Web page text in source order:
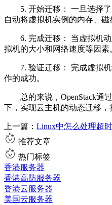
5. 开始迁移： 一旦选择了
自动将虚拟机实例的内存、磁
6. 完成迁移： 当虚拟机动
拟机的大小和网络速度等因素
7. 验证迁移： 完成虚拟机
作的成功。
总的来说，OpenStack通过
下，实现云主机的动态迁移，
上一篇： Linux中怎么处理超
推荐文章
热门标签
香港服务器
香港高防服务器
香港云服务器
美国云服务器